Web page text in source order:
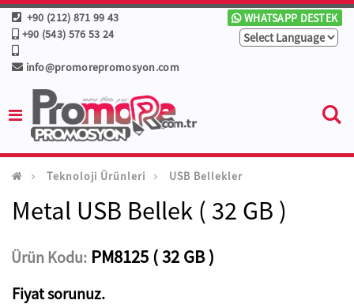
+90 (212) 871 99 43
+90 (543) 576 53 24
info@promorepromosyon.com
WHATSAPP DESTEK
Teknoloji Ürünleri USB Bellekler
Metal USB Bellek ( 32 GB )
Ürün Kodu: PM8125 ( 32 GB )
Fiyat sorunuz.